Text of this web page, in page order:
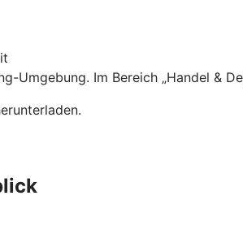
Umgebung. Im Bereich „Handel &